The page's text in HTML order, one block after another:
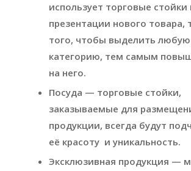
использует торговые стойки
презентации нового товара,
того, чтобы выделить любую
категорию, тем самым
на него.
Посуда — торговые стойки,
заказываемые для
продукции, всегда будут
её красоту и уникальность.
Эксклюзивная продукция —